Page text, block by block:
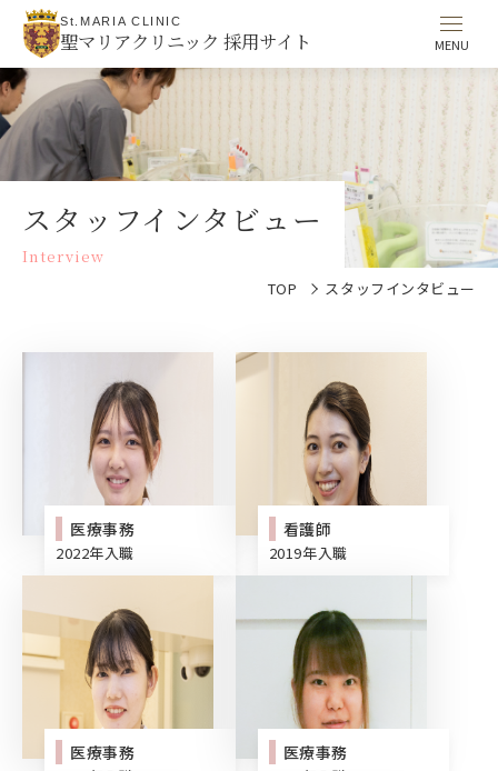
St.MARIA CLINIC
聖マリアクリニック 採用サイト
スタッフインタビュー
Interview
TOP
スタッフインタビュー
医療事務
2022年入職
看護師
2019年入職
医療事務 医療事務